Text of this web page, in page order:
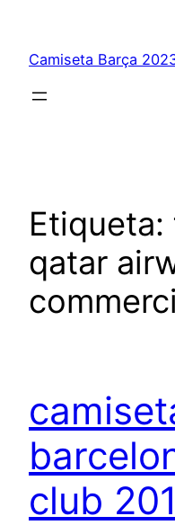
contenido
Camiseta Barça
Etiqueta:
qatar
club